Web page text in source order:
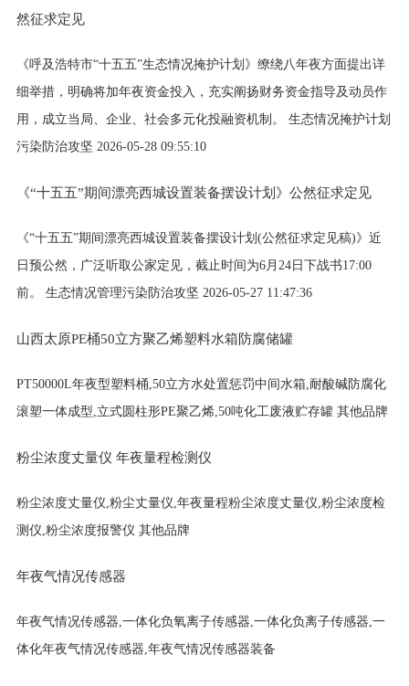
然征求定见
《呼及浩特市“十五五”生态情况掩护计划》缭绕八年夜方面提出详
细举措，明确将加年夜资金投入，充实阐扬财务资金指导及动员作
用，成立当局、企业、社会多元化投融资机制。 生态情况掩护计划
污染防治攻坚 2026-05-28 09:55:10
《“十五五”期间漂亮西城设置装备摆设计划》公然征求定见
《“十五五”期间漂亮西城设置装备摆设计划(公然征求定见稿)》近
日预公然，广泛听取公家定见，截止时间为6月24日下战书17:00
前。 生态情况管理污染防治攻坚 2026-05-27 11:47:36
山西太原PE桶50立方聚乙烯塑料水箱防腐储罐
PT50000L年夜型塑料桶,50立方水处置惩罚中间水箱,耐酸碱防腐化
滚塑一体成型,立式圆柱形PE聚乙烯,50吨化工废液贮存罐 其他品牌
粉尘浓度丈量仪 年夜量程检测仪
粉尘浓度丈量仪,粉尘丈量仪,年夜量程粉尘浓度丈量仪,粉尘浓度检
测仪,粉尘浓度报警仪 其他品牌
年夜气情况传感器
年夜气情况传感器,一体化负氧离子传感器,一体化负离子传感器,一
体化年夜气情况传感器,年夜气情况传感器装备